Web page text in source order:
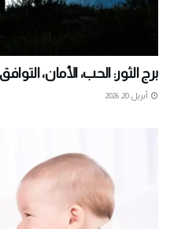
برج الثور: الحب، الأمان،
أبريل 20, 2026